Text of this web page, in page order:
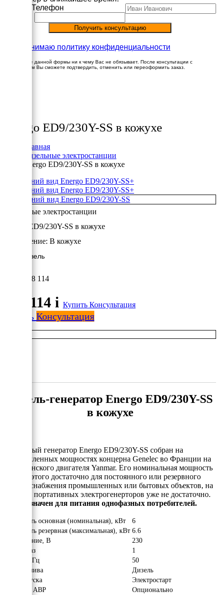
Телефон
Принимаю политику конфиденциальности
Заполнение данной формы ни к чему Вас не обязывает. После консультации с
менеджером Вы сможете подтвердить, отменить или переоформить заказ.
Energo ED9/230Y-SS в кожухе
Главная
Дизельные электростанции
Energo ED9/230Y-SS в кожухе
+
+
Дизельные электростанции
Energo ED9/230Y-SS в кожухе
Исполнение: В кожухе
6 кВт/Дизель
728 114
728 114 i Купить Консультация
Купить Консультация
Дизель-генератор Energo ED9/230Y-SS
в кожухе
Дизельный генератор Energo ED9/230Y-SS собран на
промышленных мощностях концерна Genelec во Франции на
базе японского двигателя Yanmar. Его номинальная мощность
6 кВт и этого достаточно для постоянного или резервного
электроснабжения промышленных или бытовых объектов, на
которых портативных электрогенерторов уже не достаточно.
Предназначен для питания однофазных потребителей.
Мощность основная (номинальная), кВт
6
Мощность резервная (максимальная), кВт 6.6
Напряжение, В
230
Число фаз
1
Частота, Гц
50
Вид топлива
Дизель
Тип запуска
Электростарт
Наличие АВР
Опционально